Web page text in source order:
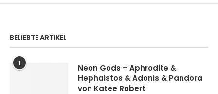
BELIEBTE ARTIKEL
1
Neon Gods – Aphrodite &
Hephaistos & Adonis & Pandora
von Katee Robert